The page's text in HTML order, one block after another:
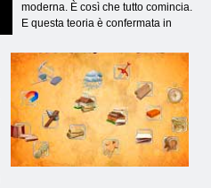
moderna. È così che tutto comincia.
E questa teoria è confermata in